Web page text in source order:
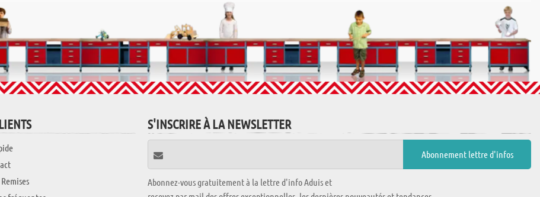
S'INSCRIRE À LA NEWSLETTER
Abonnez-vous gratuitement à la lettre d'info Aduis et